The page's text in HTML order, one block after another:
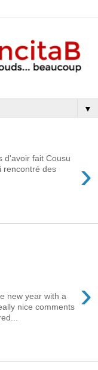
▼
›
d'avoir fait Cousu
rencontré des
›
new year with a
nice comments